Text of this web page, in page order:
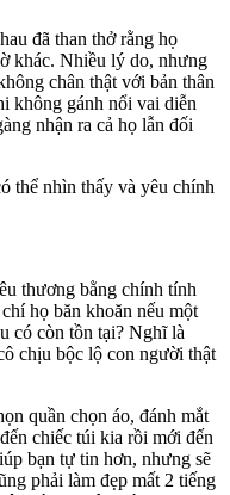
đã than thở rằng họ
khác. Nhiều lý do, nhưng
chân thật với bản thân
không gánh nổi vai diễn
nhận ra cả họ lẫn đối
thể nhìn thấy và yêu chính
thương bằng chính tính
họ băn khoăn nếu một
có còn tồn tại? Nghĩ là
chịu bộc lộ con người thật
quần chọn áo, đánh mắt
chiếc túi kia rồi mới đến
bạn tự tin hơn, nhưng sẽ
phải làm đẹp mất 2 tiếng